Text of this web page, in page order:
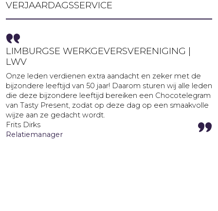
VERJAARDAGSSERVICE
LIMBURGSE WERKGEVERSVERENIGING |
LWV
Onze leden verdienen extra aandacht en zeker met de
bijzondere leeftijd van 50 jaar! Daarom sturen wij alle leden
die deze bijzondere leeftijd bereiken een Chocotelegram
van Tasty Present, zodat op deze dag op een smaakvolle
wijze aan ze gedacht wordt.
Frits Dirks
Relatiemanager